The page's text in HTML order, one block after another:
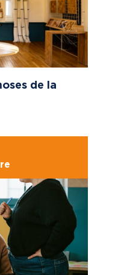
de la